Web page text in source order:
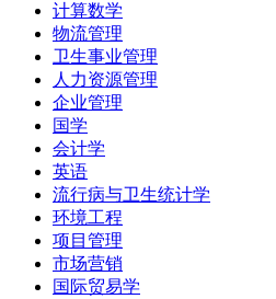
计算数学
物流管理
卫生事业管理
人力资源管理
企业管理
国学
会计学
英语
流行病与卫生统计学
环境工程
项目管理
市场营销
国际贸易学